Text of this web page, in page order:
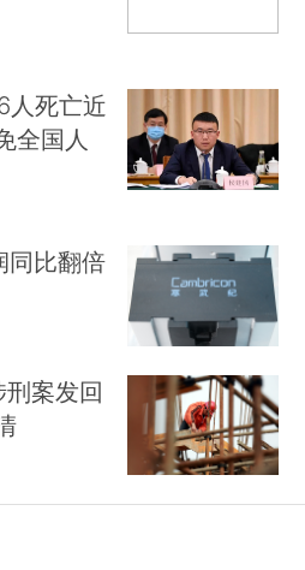
人死亡近
全国人
同比翻倍
刑案发回